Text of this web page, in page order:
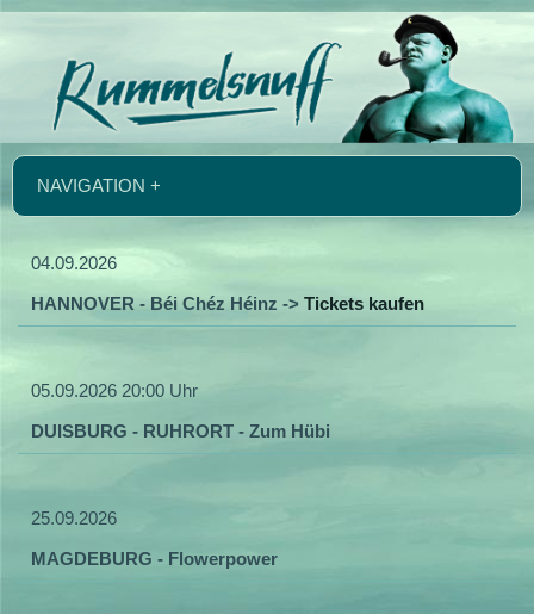
NAVIGATION +
04.09.2026
HANNOVER - Béi Chéz Héinz -> Tickets kaufen
05.09.2026 20:00 Uhr
DUISBURG - RUHRORT - Zum Hübi
25.09.2026
MAGDEBURG - Flowerpower